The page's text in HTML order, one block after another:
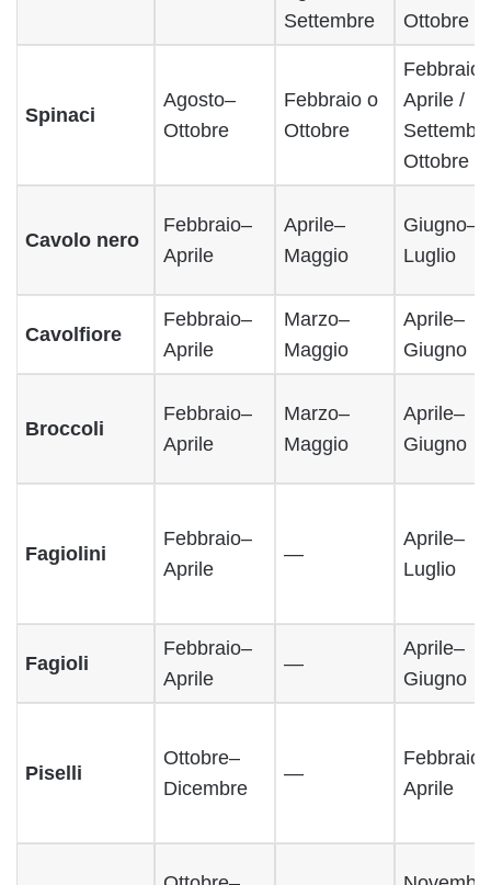
Settembre
Ottobre
Spinaci
Agosto–
Ottobre
Febbraio o
Ottobre
Aprile /
Ottobre
Cavolo nero
Febbraio–
Aprile
Aprile–
Maggio
Giugno–
Luglio
Cavolfiore
Febbraio–
Aprile
Marzo–
Maggio
Aprile–
Giugno
Broccoli
Febbraio–
Aprile
Marzo–
Maggio
Aprile–
Giugno
Fagiolini
Febbraio–
Aprile
—
Aprile–
Luglio
Fagioli
Febbraio–
Aprile
—
Aprile–
Giugno
Piselli
Ottobre–
Dicembre
—
Aprile